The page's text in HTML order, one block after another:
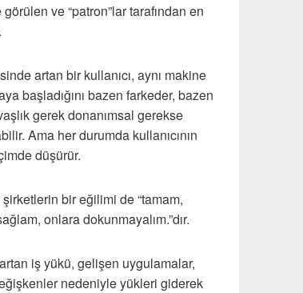
ve “patron”lar tarafından en
artan bir kullanıcı, aynı makine
başladığını bazen farkeder, bazen
gerek donanımsal gerekse
Ama her durumda kullanıcının
düşürür.
bir eğilimi de “tamam,
onlara dokunmayalım.”dır.
iş yükü, gelişen uygulamalar,
nedeniyle yükleri giderek